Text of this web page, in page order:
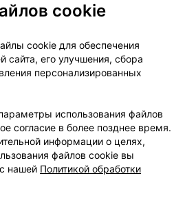
Новости проекта
Медицинский маркетинг
договор
Доставка
Вакансии
Партнеры
руководителю 103.by
в поддержку
настройки Cookie
cookie
cookie для обеспечения
сайта, его улучшения, сбора
персонализированных
использования файлов
согласие в более позднее время.
информации о целях,
файлов cookie вы
нашей Политикой обработки